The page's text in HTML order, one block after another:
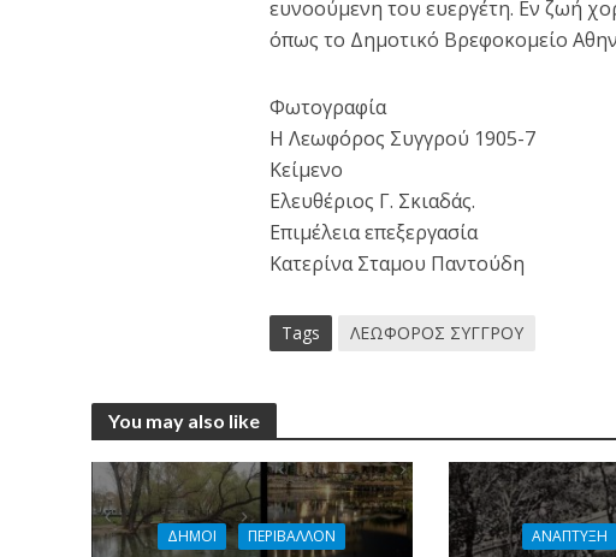
ευνοούμενη του ευεργέτη. Εν ζωή
όπως το Δημοτικό Βρεφοκομείο
Φωτογραφία
Η Λεωφόρος Συγγρού 1905-7
Κείμενο
Ελευθέριος Γ. Σκιαδάς.
Επιμέλεια επεξεργασία
Κατερίνα Σταμου Παντούδη
Tags ΛΕΩΦΟΡΟΣ ΣΥΓΓΡΟΥ
You may also like
ΔΗΜΟΙ ΠΕΡΙΒΑΛΛΟΝ ΑΝΑΠΤΥΞΗ